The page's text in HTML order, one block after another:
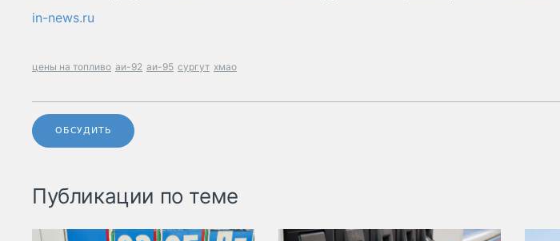
in-news.ru
цены на топливо аи-92 аи-95 сургут хмао
ОБСУДИТЬ
Публикации по теме